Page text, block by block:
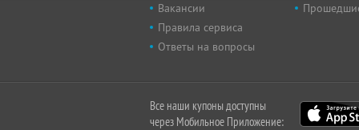
Вакансии
Правила сервиса
Ответы на вопросы
Все наши купоны доступны
через Мобильное Приложение: